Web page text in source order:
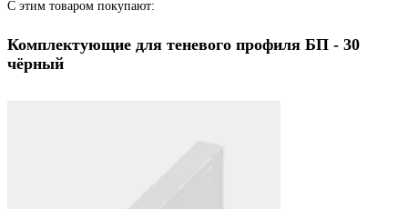
С этим товаром покупают:
Комплектующие для теневого профиля БП - 30
чёрный